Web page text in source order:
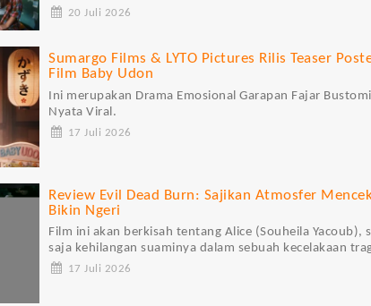
20 Juli 2026
Sumargo Films & LYTO Pictures Rilis Teaser
Film Baby Udon
Ini merupakan Drama Emosional Garapan Fajar
Nyata Viral.
17 Juli 2026
Review Evil Dead Burn: Sajikan Atmosfer
Bikin Ngeri
Film ini akan berkisah tentang Alice (Souheila Yacoub),
saja kehilangan suaminya dalam sebuah kecelakaan
17 Juli 2026